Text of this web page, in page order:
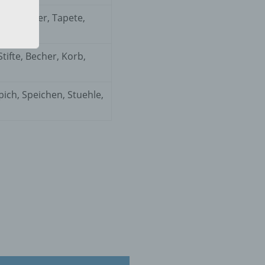
Bilder, Tapete,
Becher, Korb,
Speichen, Stuehle,